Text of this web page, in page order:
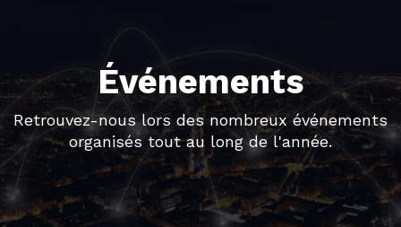
Événements
Retrouvez-nous lors des nombreux événements
organisés tout au long de l'année.